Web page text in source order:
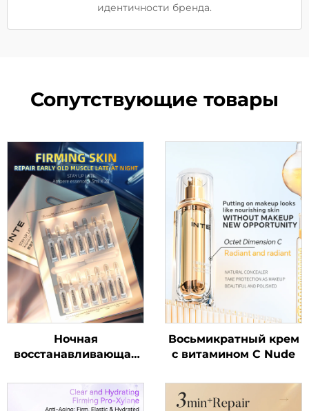
идентичности бренда.
Сопутствующие товары
Ночная
восстанавливающая
Восьмикратный крем
с витамином C Nude